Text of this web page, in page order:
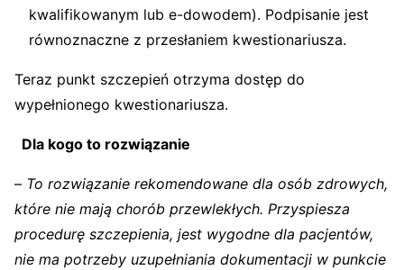
kwalifikowanym lub e-dowodem). Podpisanie jest
równoznaczne z przesłaniem kwestionariusza.
Teraz punkt szczepień otrzyma dostęp do
wypełnionego kwestionariusza.
Dla kogo to rozwiązanie
– To rozwiązanie rekomendowane dla osób zdrowych,
które nie mają chorób przewlekłych. Przyspiesza
procedurę szczepienia, jest wygodne dla pacjentów,
nie ma potrzeby uzupełniania dokumentacji w punkcie